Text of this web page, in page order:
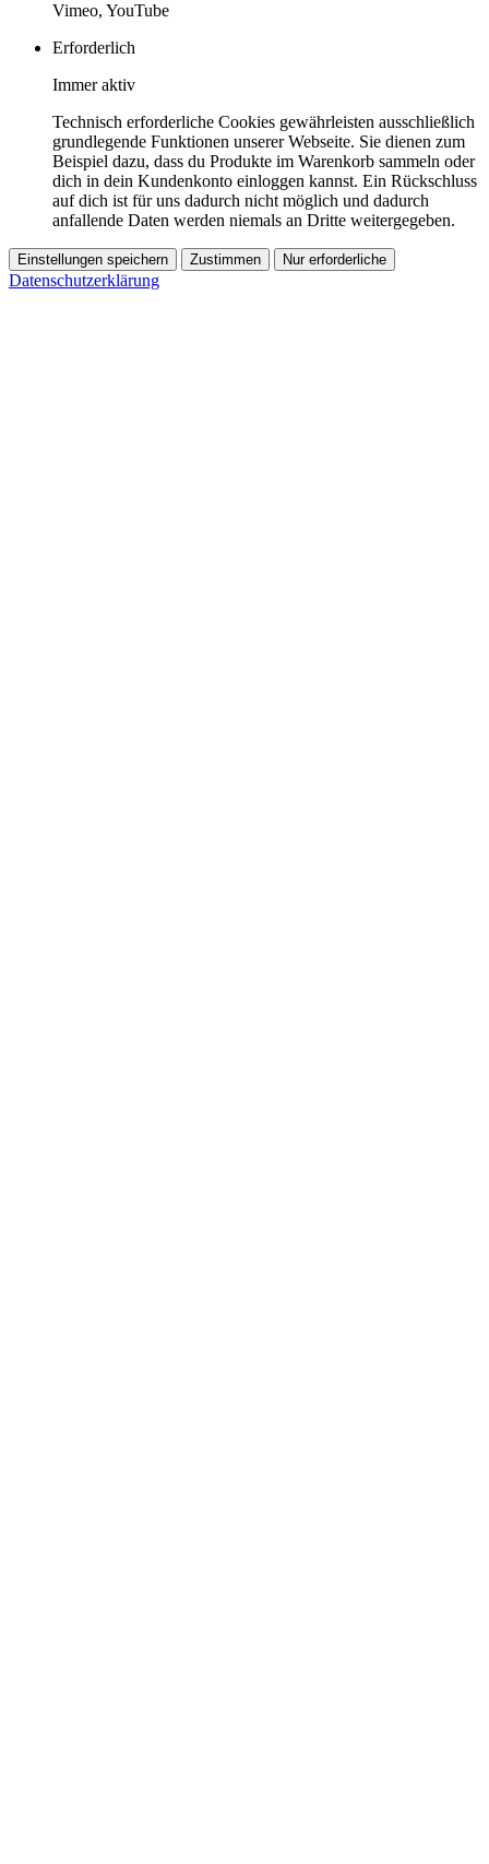
Vimeo, YouTube
Erforderlich
Immer aktiv
Technisch erforderliche Cookies gewährleisten ausschließlich
grundlegende Funktionen unserer Webseite. Sie dienen zum
Beispiel dazu, dass du Produkte im Warenkorb sammeln oder
dich in dein Kundenkonto einloggen kannst. Ein Rückschluss
auf dich ist für uns dadurch nicht möglich und dadurch
anfallende Daten werden niemals an Dritte weitergegeben.
Einstellungen speichern Zustimmen Nur erforderliche
Datenschutzerklärung